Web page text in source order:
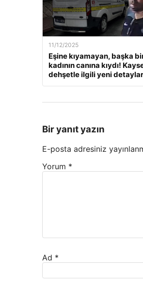
11/12/2025
Eşine kıyamayan, başka
kadının canına kıydı!
dehşetle ilgili yeni detaylar
Bir yanıt yazın
E-posta adresiniz
Yorum *
Ad *